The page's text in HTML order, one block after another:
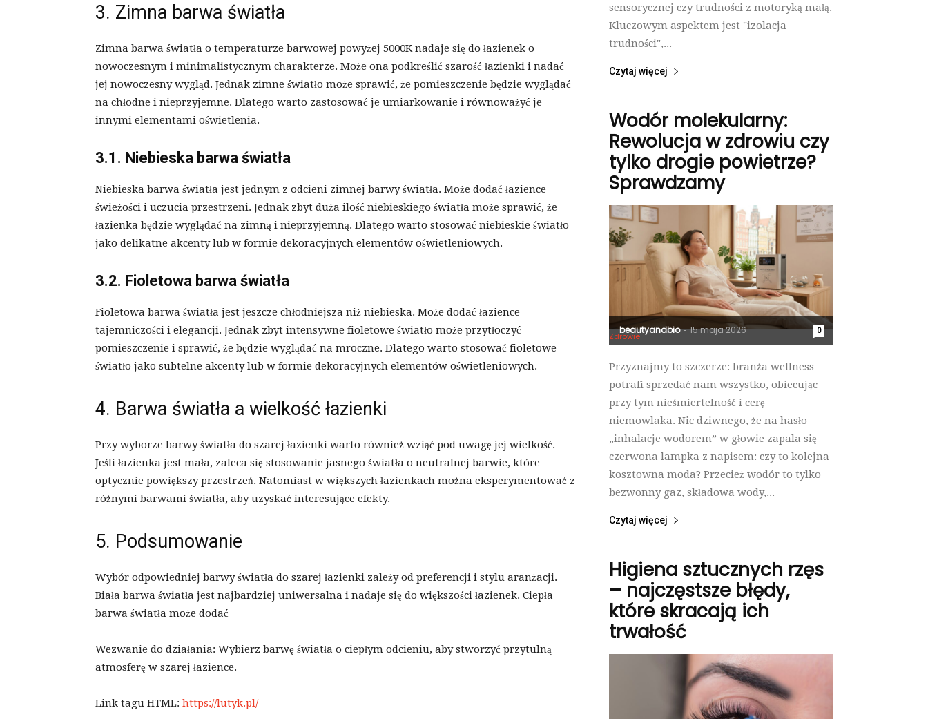
3. Zimna barwa światła
Zimna barwa światła o temperaturze barwowej powyżej 5000K nadaje się do łazienek o
nowoczesnym i minimalistycznym charakterze. Może ona podkreślić szarość łazienki i nadać
jej nowoczesny wygląd. Jednak zimne światło może sprawić, że pomieszczenie będzie wyglądać
na chłodne i nieprzyjemne. Dlatego warto zastosować je umiarkowanie i równoważyć je
innymi elementami oświetlenia.
3.1. Niebieska barwa światła
Niebieska barwa światła jest jednym z odcieni zimnej barwy światła. Może dodać łazience
świeżości i uczucia przestrzeni. Jednak zbyt duża ilość niebieskiego światła może sprawić, że
łazienka będzie wyglądać na zimną i nieprzyjemną. Dlatego warto stosować niebieskie światło
jako delikatne akcenty lub w formie dekoracyjnych elementów oświetleniowych.
3.2. Fioletowa barwa światła
Fioletowa barwa światła jest jeszcze chłodniejsza niż niebieska. Może dodać łazience
tajemniczości i elegancji. Jednak zbyt intensywne fioletowe światło może przytłoczyć
pomieszczenie i sprawić, że będzie wyglądać na mroczne. Dlatego warto stosować fioletowe
światło jako subtelne akcenty lub w formie dekoracyjnych elementów oświetleniowych.
4. Barwa światła a wielkość łazienki
Przy wyborze barwy światła do szarej łazienki warto również wziąć pod uwagę jej wielkość.
Jeśli łazienka jest mała, zaleca się stosowanie jasnego światła o neutralnej barwie, które
optycznie powiększy przestrzeń. Natomiast w większych łazienkach można eksperymentować z
różnymi barwami światła, aby uzyskać interesujące efekty.
5. Podsumowanie
Wybór odpowiedniej barwy światła do szarej łazienki zależy od preferencji i stylu aranżacji.
Biała barwa światła jest najbardziej uniwersalna i nadaje się do większości łazienek. Ciepła
barwa światła może dodać
Wezwanie do działania: Wybierz barwę światła o ciepłym odcieniu, aby stworzyć przytulną
atmosferę w szarej łazience.
Link tagu HTML: https://lutyk.pl/
sensorycznej czy trudności z motoryką małą.
Kluczowym aspektem jest "izolacja
trudności",...
Czytaj więcej
Wodór molekularny:
Rewolucja w zdrowiu czy
tylko drogie powietrze?
Sprawdzamy
beautyandbio - 15 maja 2026 0
Zdrowie
Przyznajmy to szczerze: branża wellness
potrafi sprzedać nam wszystko, obiecując
przy tym nieśmiertelność i cerę
niemowlaka. Nic dziwnego, że na hasło
„inhalacje wodorem” w głowie zapala się
czerwona lampka z napisem: czy to kolejna
kosztowna moda? Przecież wodór to tylko
bezwonny gaz, składowa wody,...
Czytaj więcej
Higiena sztucznych rzęs
– najczęstsze błędy,
które skracają ich
trwałość